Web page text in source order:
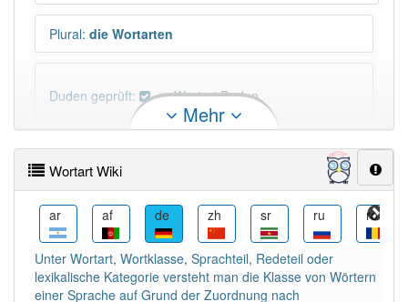
Plural: die Wortarten
Duden geprüft: Wortart Duden
PowerIndex:9
Häufigkeit: 4 von 10
Wörter mit Endung-wortart: 1
Mehr
Wortart Wiki
Unter Wortart, Wortklasse, Sprachteil, Redeteil oder
lexikalische Kategorie versteht man die Klasse von Wörtern
einer Sprache auf Grund der Zuordnung nach